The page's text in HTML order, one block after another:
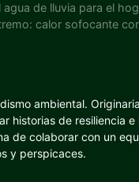
de lluvia para el
calor sofocante
ambiental.
historias de resiliencia
de colaborar con un
y perspicaces.